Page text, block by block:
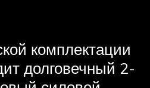
комплектации
долговечный 2-